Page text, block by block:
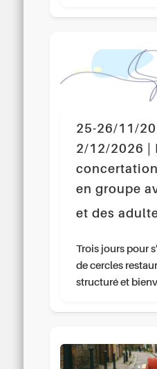
25-26/11/
2/12/2026 |
en groupe
et des
Trois jours pour
de cercles
structuré et